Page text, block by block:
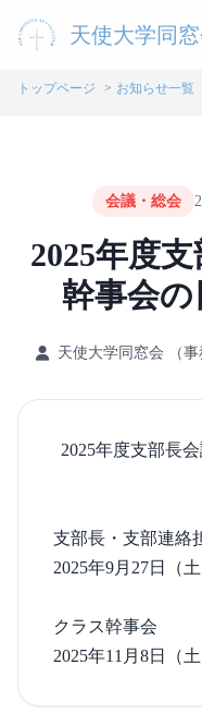
天使大学同
トップページ お知らせ一覧
会議・総会
2025年度
幹事会
天使大学同窓会 （
2025年度支部長
支部長・支部連絡
2025年9月27日（
クラス幹事会
2025年11月8日（